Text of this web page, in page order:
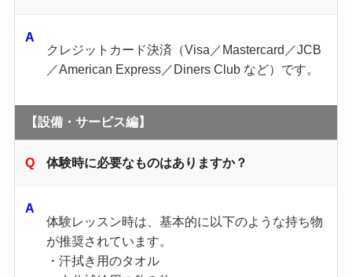
クレジットカード決済（Visa／Mastercard／JCB
／American Express／Diners Club など）です。
【設備・サービス編】
体験時に必要なものはありますか？
体験レッスン時は、基本的に以下のような持ち物
が推奨されています。
・汗拭き用のタオル